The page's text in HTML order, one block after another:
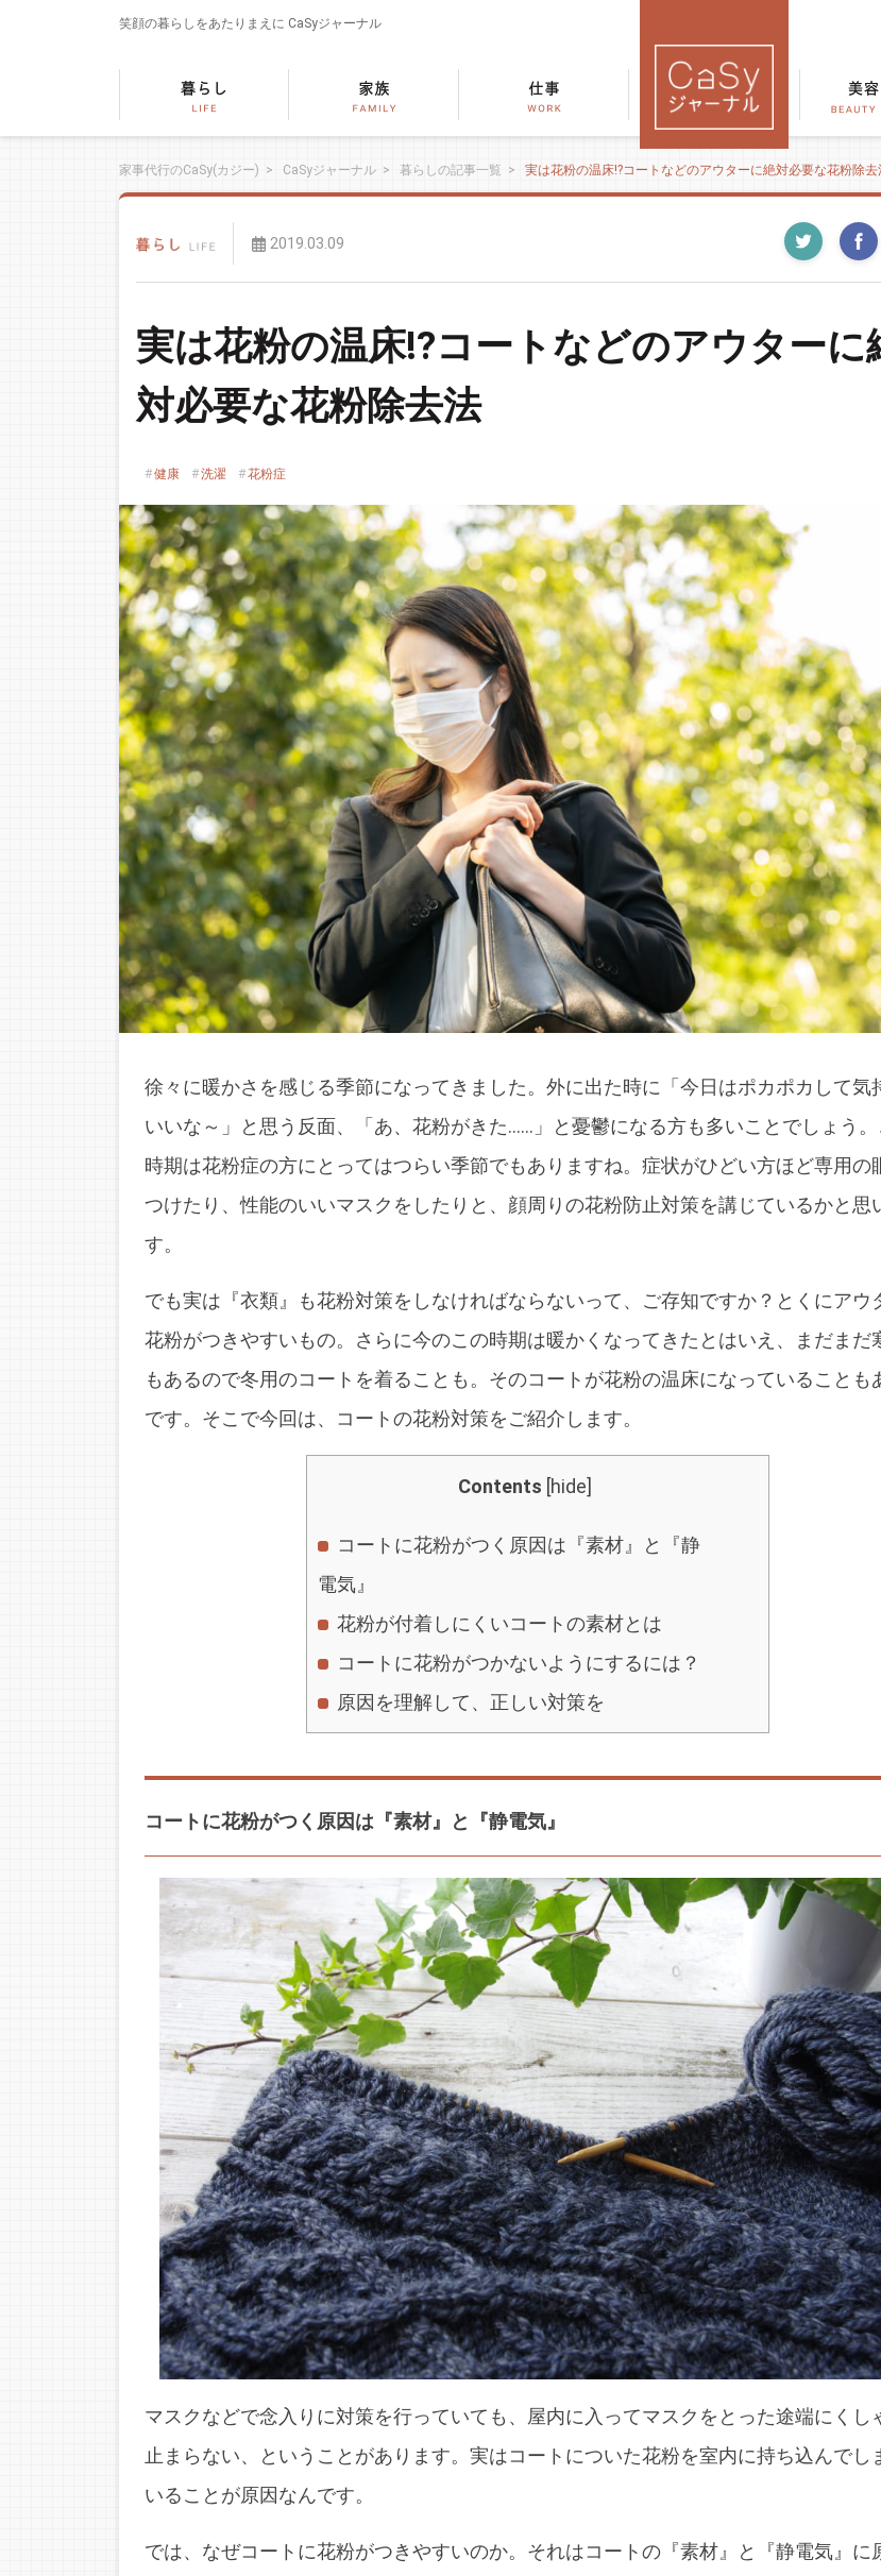
笑顔の暮らしをあたりまえに CaSyジャーナル
家事代行のCaSy(カジー) > CaSyジャーナル > 暮らしの記事一覧 > 実は花粉の温床!?コートなどのアウターに絶対必要な花粉除去
2019.03.09
実は花粉の温床!?コートなどのアウターに
対必要な花粉除去法
健康 洗濯 花粉症
徐々に暖かさを感じる季節になってきました。外に出た時に「今日はポカポカして気
いいな～」と思う反面、「あ、花粉がきた……」と憂鬱になる方も多いことでしょう
時期は花粉症の方にとってはつらい季節でもありますね。症状がひどい方ほど専用の
つけたり、性能のいいマスクをしたりと、顔周りの花粉防止対策を講じているかと思
す。
でも実は『衣類』も花粉対策をしなければならないって、ご存知ですか？とくにアウ
花粉がつきやすいもの。さらに今のこの時期は暖かくなってきたとはいえ、まだまだ
もあるので冬用のコートを着ることも。そのコートが花粉の温床になっていることも
です。そこで今回は、コートの花粉対策をご紹介します。
Contents [hide]
コートに花粉がつく原因は『素材』と『静
電気』
花粉が付着しにくいコートの素材とは
コートに花粉がつかないようにするには？
原因を理解して、正しい対策を
コートに花粉がつく原因は『素材』と『静電気』
マスクなどで念入りに対策を行っていても、屋内に入ってマスクをとった途端にくし
止まらない、ということがあります。実はコートについた花粉を室内に持ち込んでし
いることが原因なんです。
では、なぜコートに花粉がつきやすいのか。それはコートの『素材』と『静電気』に